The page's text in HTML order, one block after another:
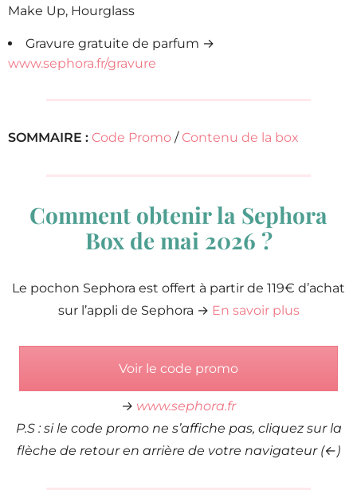
Make Up, Hourglass
Gravure gratuite de parfum →
www.sephora.fr/gravure
SOMMAIRE : Code Promo / Contenu de la box
Comment obtenir la Sephora
Box de mai 2026 ?
Le pochon Sephora est offert à partir de 119€ d’achat
sur l’appli de Sephora → En savoir plus
Voir le code promo
→ www.sephora.fr
P.S : si le code promo ne s’affiche pas, cliquez sur la
flèche de retour en arrière de votre navigateur (←)